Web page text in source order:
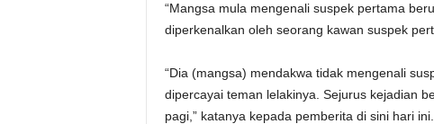
“Mangsa mula mengenali suspek pertama
diperkenalkan oleh seorang kawan suspek
“Dia (mangsa) mendakwa tidak mengenali
dipercayai teman lelakinya. Sejurus kejadian
pagi,” katanya kepada pemberita di sini hari ini.